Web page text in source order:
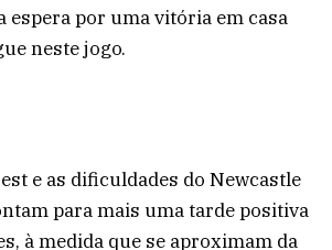
espera por uma vitória em casa
neste jogo.
e as dificuldades do Newcastle
para mais uma tarde positiva
à medida que se aproximam da